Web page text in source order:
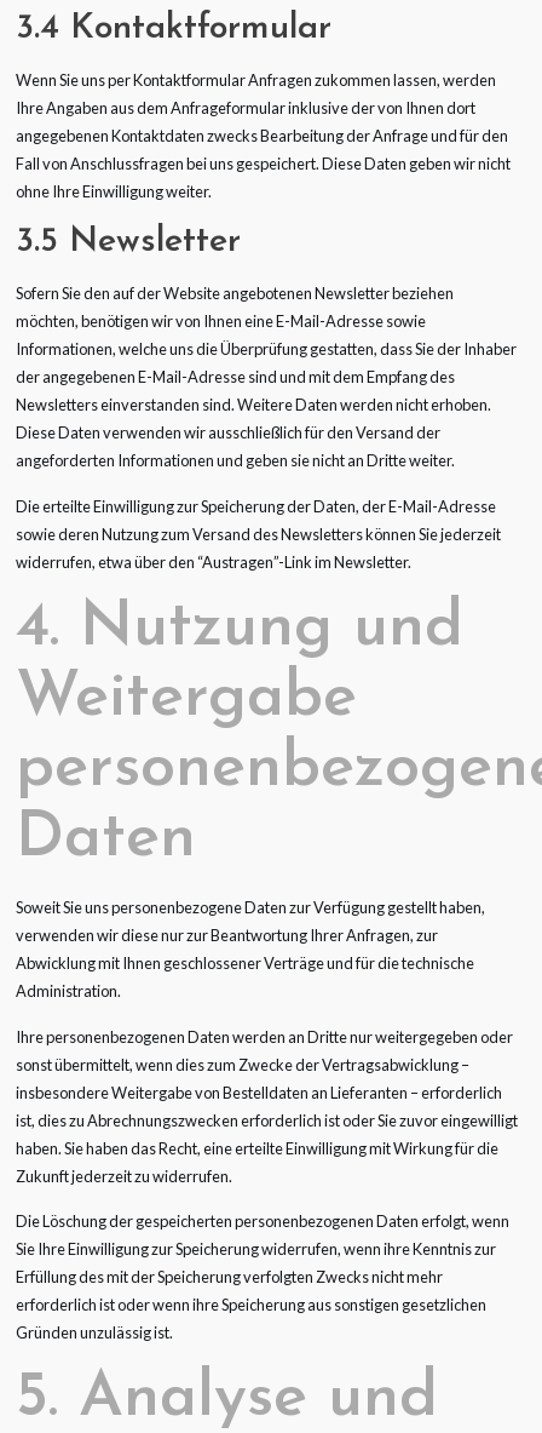
3.4 Kontaktformular
Wenn Sie uns per Kontaktformular Anfragen zukommen lassen, werden
Ihre Angaben aus dem Anfrageformular inklusive der von Ihnen dort
angegebenen Kontaktdaten zwecks Bearbeitung der Anfrage und für den
Fall von Anschlussfragen bei uns gespeichert. Diese Daten geben wir nicht
ohne Ihre Einwilligung weiter.
3.5 Newsletter
Sofern Sie den auf der Website angebotenen Newsletter beziehen
möchten, benötigen wir von Ihnen eine E-Mail-Adresse sowie
Informationen, welche uns die Überprüfung gestatten, dass Sie der Inhaber
der angegebenen E-Mail-Adresse sind und mit dem Empfang des
Newsletters einverstanden sind. Weitere Daten werden nicht erhoben.
Diese Daten verwenden wir ausschließlich für den Versand der
angeforderten Informationen und geben sie nicht an Dritte weiter.
Die erteilte Einwilligung zur Speicherung der Daten, der E-Mail-Adresse
sowie deren Nutzung zum Versand des Newsletters können Sie jederzeit
widerrufen, etwa über den “Austragen”-Link im Newsletter.
4. Nutzung und
Weitergabe
Daten
Soweit Sie uns personenbezogene Daten zur Verfügung gestellt haben,
verwenden wir diese nur zur Beantwortung Ihrer Anfragen, zur
Abwicklung mit Ihnen geschlossener Verträge und für die technische
Administration.
Ihre personenbezogenen Daten werden an Dritte nur weitergegeben oder
sonst übermittelt, wenn dies zum Zwecke der Vertragsabwicklung –
insbesondere Weitergabe von Bestelldaten an Lieferanten – erforderlich
ist, dies zu Abrechnungszwecken erforderlich ist oder Sie zuvor eingewilligt
haben. Sie haben das Recht, eine erteilte Einwilligung mit Wirkung für die
Zukunft jederzeit zu widerrufen.
Die Löschung der gespeicherten personenbezogenen Daten erfolgt, wenn
Sie Ihre Einwilligung zur Speicherung widerrufen, wenn ihre Kenntnis zur
Erfüllung des mit der Speicherung verfolgten Zwecks nicht mehr
erforderlich ist oder wenn ihre Speicherung aus sonstigen gesetzlichen
Gründen unzulässig ist.
5. Analyse und